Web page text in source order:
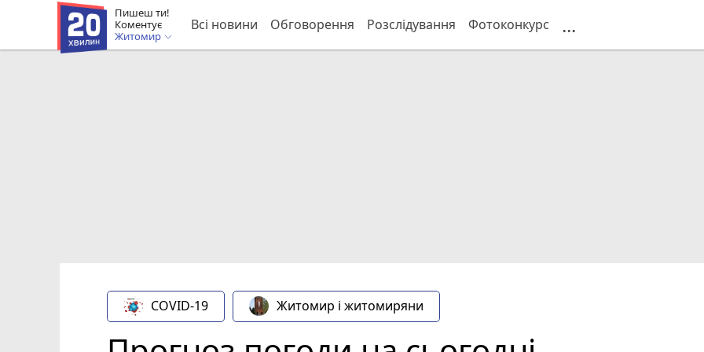
Пишеш ти!
Коментує
Житомир
Всі новини Обговорення Розслідування Фотоконкурс ...
COVID-19 Житомир і житомиряни